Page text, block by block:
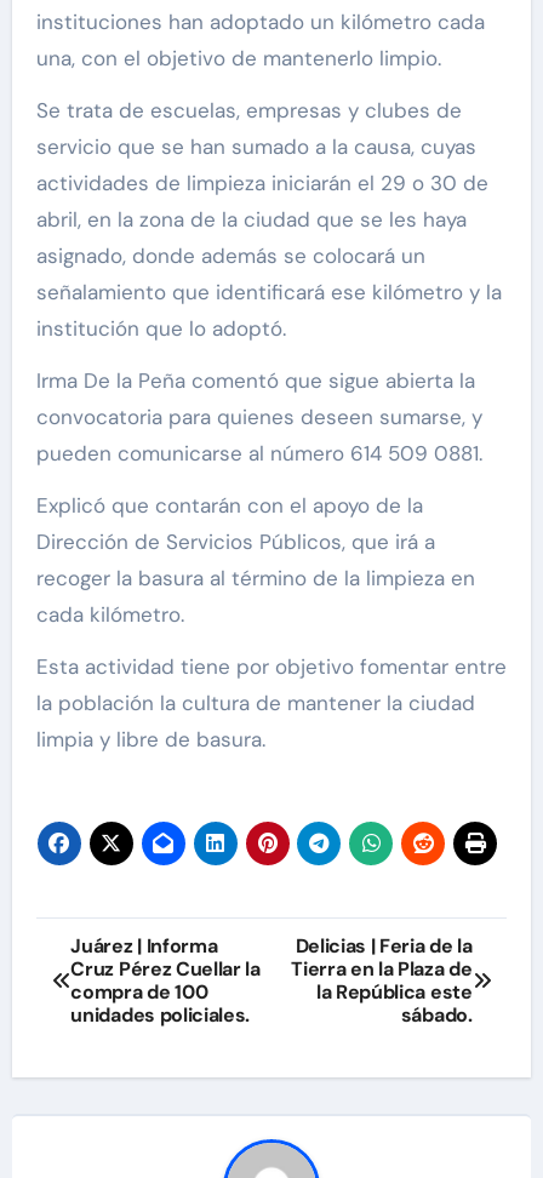
instituciones han adoptado un kilómetro cada
una, con el objetivo de mantenerlo limpio.
Se trata de escuelas, empresas y clubes de
servicio que se han sumado a la causa, cuyas
actividades de limpieza iniciarán el 29 o 30 de
abril, en la zona de la ciudad que se les haya
asignado, donde además se colocará un
señalamiento que identificará ese kilómetro y la
institución que lo adoptó.
Irma De la Peña comentó que sigue abierta la
convocatoria para quienes deseen sumarse, y
pueden comunicarse al número 614 509 0881.
Explicó que contarán con el apoyo de la
Dirección de Servicios Públicos, que irá a
recoger la basura al término de la limpieza en
cada kilómetro.
Esta actividad tiene por objetivo fomentar entre
la población la cultura de mantener la ciudad
limpia y libre de basura.
Navegación
de
entradas
Juárez | Informa
Cruz Pérez Cuellar la
compra de 100
unidades policiales.
Delicias | Feria de la
Tierra en la Plaza de
la República este
sábado.